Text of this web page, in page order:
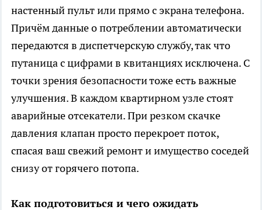
настенный пульт или прямо с экрана телефона.
Причём данные о потреблении автоматически
передаются в диспетчерскую службу, так что
путаница с цифрами в квитанциях исключена. С
точки зрения безопасности тоже есть важные
улучшения. В каждом квартирном узле стоят
аварийные отсекатели. При резком скачке
давления клапан просто перекроет поток,
спасая ваш свежий ремонт и имущество соседей
снизу от горячего потопа.
Как подготовиться и чего ожидать